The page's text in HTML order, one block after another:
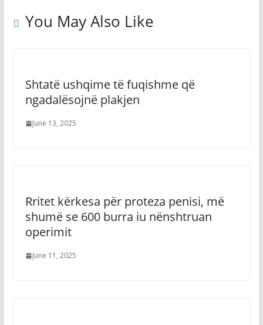
You May Also Like
Shtatë ushqime të fuqishme që
ngadalësojnë plakjen
June 13, 2025
Rritet kërkesa për proteza penisi, më
shumë se 600 burra iu nënshtruan
operimit
June 11, 2025